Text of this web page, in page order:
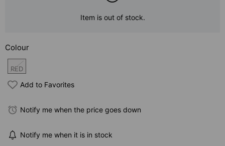
Item is out of stock.
Colour
RED
Add to Favorites
Notify me when the price goes down
Notify me when it is in stock